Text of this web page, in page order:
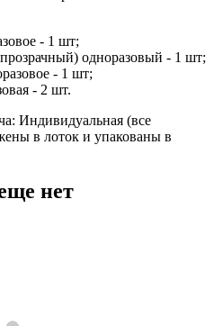
- 1 шт;
одноразовый - 1 шт;
- 1 шт;
- 2 шт.
Индивидуальная (все
в лоток и упакованы в
нет